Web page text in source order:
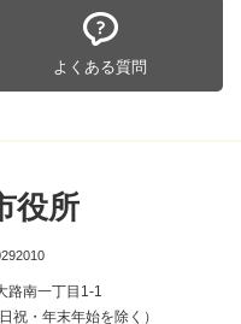
よくある質問
役所
路南一丁目1-1
祝・年末年始を除く）